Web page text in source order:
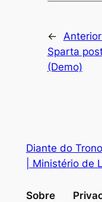
←
Sparta
(Demo)
Diante do
| Ministério de
Sobre